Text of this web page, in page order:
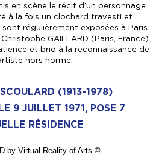
en scène le récit d’un personnage
à la fois un clochard travesti et
régulièrement exposées à Paris
GAILLARD (Paris, France)
et brio à la reconnaissance de
hors norme.
(1913-1978)
9 JUILLET 1971, POSE 7
RÉSIDENCE
by Virtual Reality of Arts ©